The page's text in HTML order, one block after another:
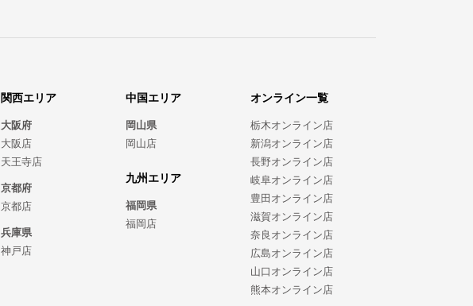
関西エリア
大阪府
大阪店
天王寺店
京都府
京都店
兵庫県
神戸店
中国エリア
岡山県
岡山店
九州エリア
福岡県
福岡店
オンライン一覧
栃木オンライン店
新潟オンライン店
長野オンライン店
岐阜オンライン店
豊田オンライン店
滋賀オンライン店
奈良オンライン店
広島オンライン店
山口オンライン店
熊本オンライン店